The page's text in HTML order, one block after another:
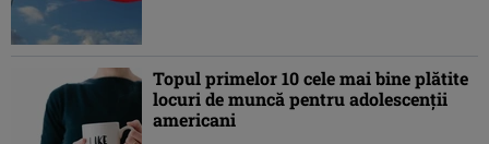
Topul primelor 10 cele mai bine plătite
locuri de muncă pentru adolescenții
americani